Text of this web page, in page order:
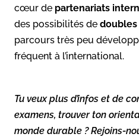
cœur de partenariats
des possibilités de doubles
parcours très peu
fréquent à l’international.
Tu veux plus d’infos et de
examens, trouver ton
monde durable ? Rejoins-